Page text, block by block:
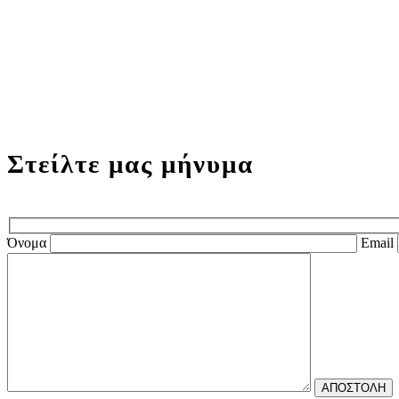
Στείλτε μας μήνυμα
Όνομα Email